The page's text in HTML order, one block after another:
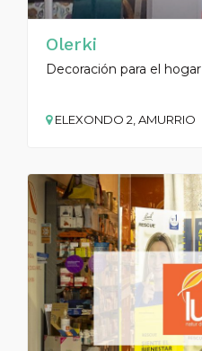
Olerki
Decoración para el hogar
ELEXONDO 2, AMURRIO